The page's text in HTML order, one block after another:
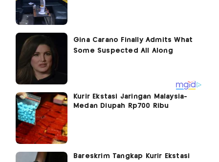
Kurir Ekstasi Jaringan Malaysia-
Medan Diupah Rp700 Ribu
Bareskrim Tangkap Kurir Ekstasi